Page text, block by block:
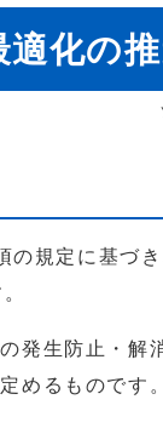
適化の
規定に基づ
生防止・
めるものです。